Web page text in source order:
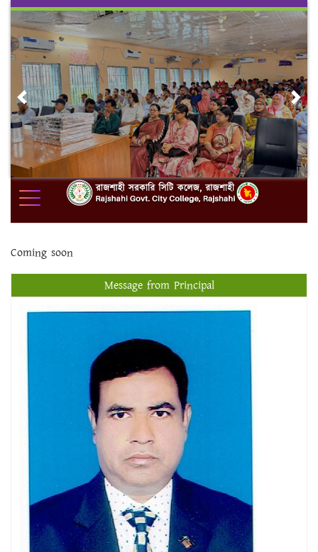
Skip
content
Previous
Coming soon
Message from Principal